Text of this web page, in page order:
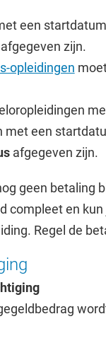
een
afgegeven zijn.
opleidingen
met een
afgegeven zijn.
geen betaling
compleet en
Regel de